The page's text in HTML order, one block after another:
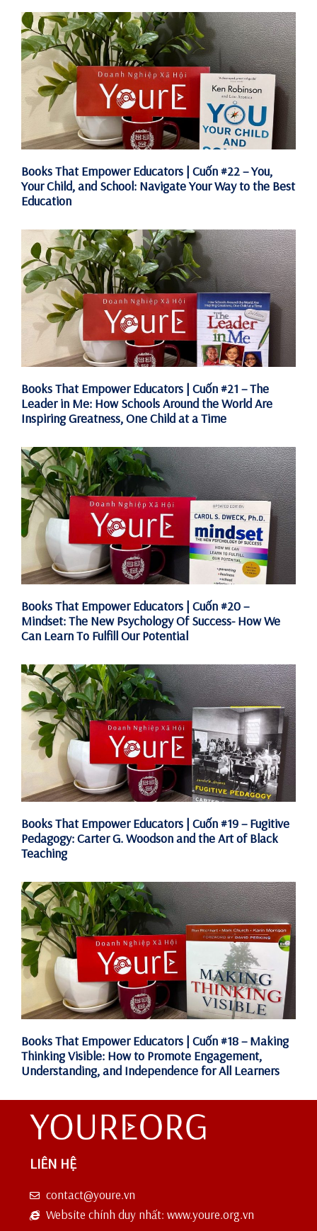
Books That Empower Educators | Cuốn #22 – You,
Your Child, and School: Navigate Your Way to the Best
Education
Books That Empower Educators | Cuốn #21 – The
Leader in Me: How Schools Around the World Are
Inspiring Greatness, One Child at a Time
Books That Empower Educators | Cuốn #20 –
Mindset: The New Psychology Of Success- How We
Can Learn To Fulfill Our Potential
Books That Empower Educators | Cuốn #19 – Fugitive
Pedagogy: Carter G. Woodson and the Art of Black
Teaching
Books That Empower Educators | Cuốn #18 – Making
Thinking Visible: How to Promote Engagement,
Understanding, and Independence for All Learners
LIÊN HỆ
contact@youre.vn
Website chính duy nhất: www.youre.org.vn